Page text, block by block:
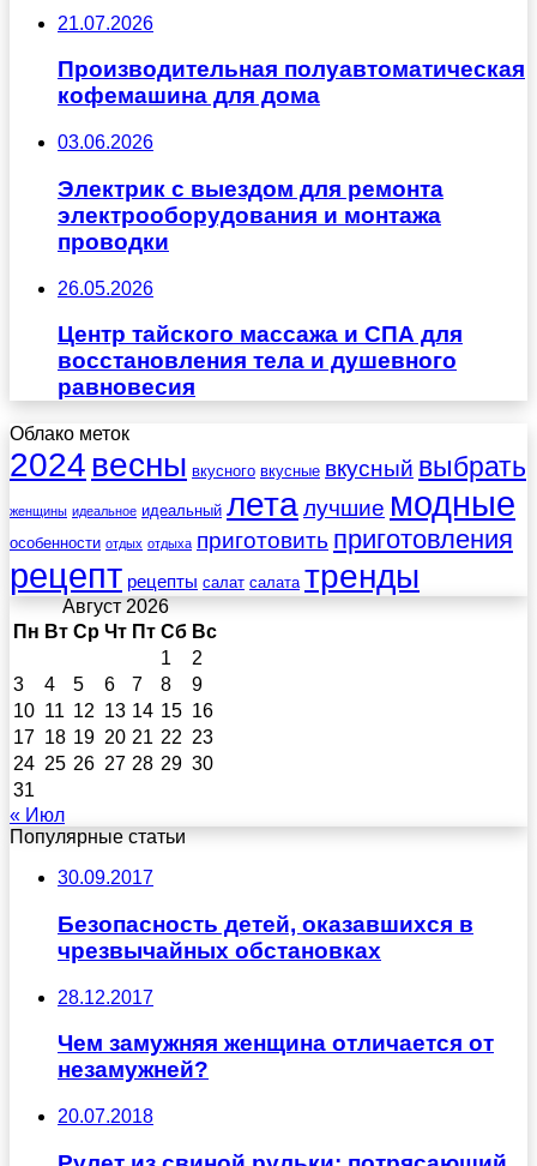
21.07.2026
Производительная полуавтоматическая
кофемашина для дома
03.06.2026
Электрик с выездом для ремонта
электрооборудования и монтажа
проводки
26.05.2026
Центр тайского массажа и СПА для
восстановления тела и душевного
равновесия
Облако меток
2024 весны вкусного вкусные вкусный выбрать
женщины идеальное идеальный леталучшие модные
особенности отдых отдыха приготовить приготовления
рецепт рецепты салат салата тренды
Август 2026
Пн Вт Ср Чт Пт Сб Вс
1
2
3
4 5 6 7 8
9
10 11 12 13 14 15 16
17 18 19 20 21 22 23
24 25 26 27 28 29 30
31
« Июл
Популярные статьи
30.09.2017
Безопасность детей, оказавшихся в
чрезвычайных обстановках
28.12.2017
Чем замужняя женщина отличается от
незамужней?
20.07.2018